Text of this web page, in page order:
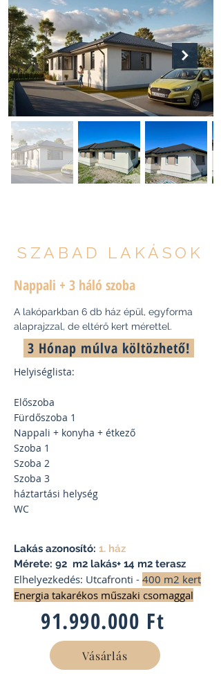
SZABAD LAKÁSOK
Nappali + 3 háló szoba
A lakóparkban 6 db ház épül, egyforma
alaprajzzal, de eltérő kert mérettel.
3 Hónap múlva költözhető!
Helyiséglista:
Előszoba
Fürdőszoba 1
Nappali + konyha + étkező
Szoba 1
Szoba 2
Szoba 3
háztartási helység
WC
Lakás azonosító: 1. ház
Mérete: 92 m2 lakás+ 14 m2 terasz
Elhelyezkedés: Utcafronti - 400 m2 kert
Energia takarékos műszaki csomaggal
91.990.000 Ft
Vásárlás